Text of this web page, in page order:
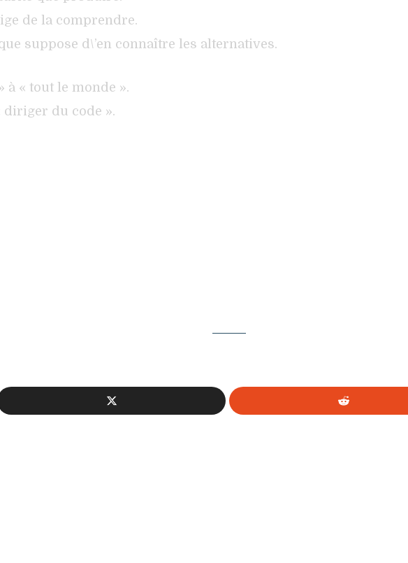
de la comprendre.
suppose d\’en connaître les alternatives.
à « tout le monde ».
diriger du code ».